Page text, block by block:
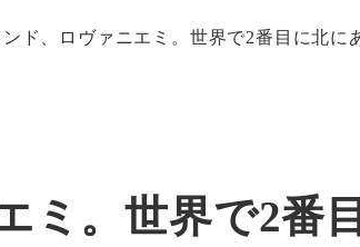
ンド、ロヴァニエミ。世界で2番目に北
ミ。世界で2番